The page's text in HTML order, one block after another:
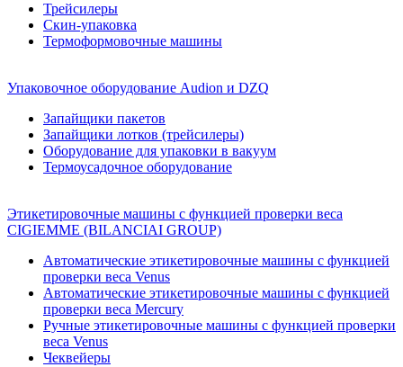
Трейсилеры
Скин-упаковка
Термоформовочные машины
Упаковочное оборудование Audion и DZQ
Запайщики пакетов
Запайщики лотков (трейсилеры)
Оборудование для упаковки в вакуум
Термоусадочное оборудование
Этикетировочные машины с функцией проверки веса
CIGIEMME (BILANCIAI GROUP)
Автоматические этикетировочные машины с функцией
проверки веса Venus
Автоматические этикетировочные машины с функцией
проверки веса Mercury
Ручные этикетировочные машины с функцией проверки
веса Venus
Чеквейеры